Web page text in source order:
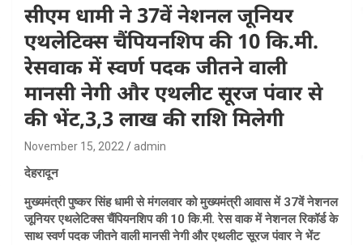
सीएम धामी ने 37वें नेशनल जूनियर
एथलेटिक्स चैंपियनशिप की 10 कि.मी.
रेसवाक में स्वर्ण पदक जीतने वाली
मानसी नेगी और एथलीट सूरज पंवार से
की भेंट,3,3 लाख की राशि मिलेगी
November 15, 2022 admin
देहरादून
मुख्यमंत्री पुष्कर सिंह धामी से मंगलवार को मुख्यमंत्री आवास में 37वें नेशनल
जूनियर एथलेटिक्स चैंपियनशिप की 10 कि.मी. रेस वाक में नेशनल रिकॉर्ड के
साथ स्वर्ण पदक जीतने वाली मानसी नेगी और एथलीट सूरज पंवार ने भेंट